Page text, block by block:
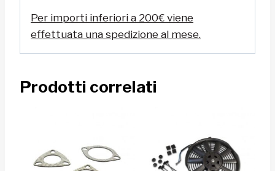
Per importi inferiori a 200€ viene
effettuata una spedizione al mese.
Prodotti correlati